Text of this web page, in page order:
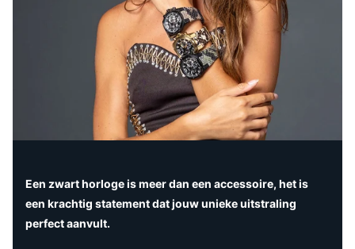
Een zwart horloge is meer dan een accessoire, het is
een krachtig statement dat jouw unieke uitstraling
perfect aanvult.